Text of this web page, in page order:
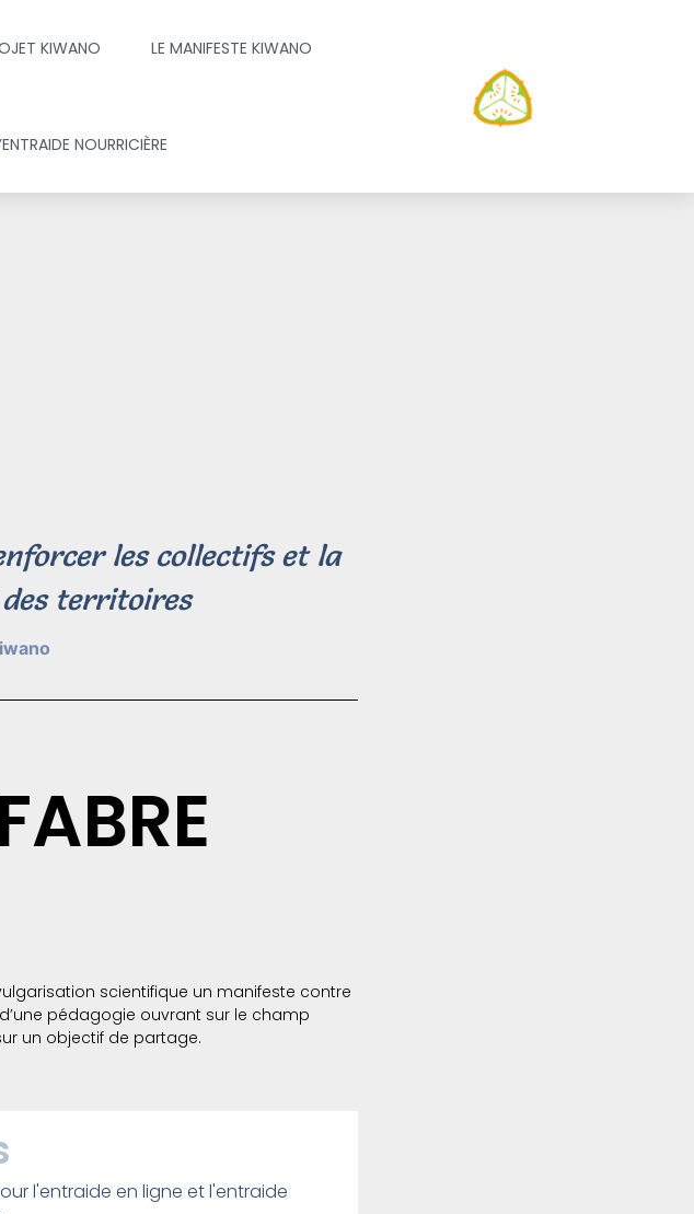
KIWANO LE MANIFESTE KIWANO
NOURRICIÈRE
les collectifs et la
territoires
scientifique un manifeste contre
pédagogie ouvrant sur le champ
un objectif de partage.
l'entraide en ligne et l'entraide